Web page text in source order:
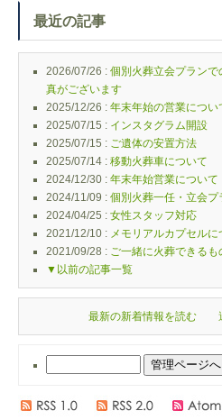
最近の記事
2026/07/26 : 個別火葬立会プラン
真がございます
2025/12/26 : 年末年始の営業につい
2025/07/15 : インスタグラム開設
2025/07/15 : ご遺体の安置方法
2025/07/14 : 移動火葬車について
2024/12/30 : 年末年始営業について
2024/11/09 : 個別火葬一任・立会プ
2024/04/25 : 女性スタッフ対応
2021/12/10 : メモリアルカプセルに
2021/09/28 : ご一緒に火葬できるも
▼以前の記事一覧
最新の新着情報を読む